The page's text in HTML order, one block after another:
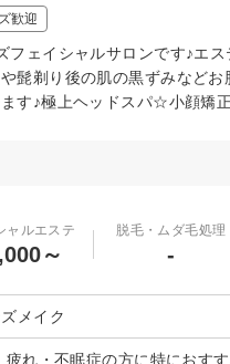
歓迎
フェイシャルサロンです♪エ
髭剃り後の肌の黒ずみなど
す♪極上ヘッドスパ☆小顔矯
ャルエステ
～
脱毛・ムダ毛処理
-
メイク
・不眠症の方に特におすす